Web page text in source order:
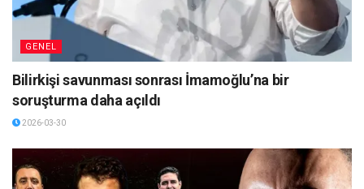
GENEL
Bilirkişi savunması sonrası İmamoğlu’na bir
soruşturma daha açıldı
2026-03-30